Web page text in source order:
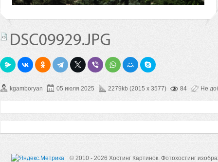
kgamboryan 05 июля 2025 2279kb (2015 x 3577) 84 Не
© 2010 - 2026 Хостинг Картинок. Фотохостинг